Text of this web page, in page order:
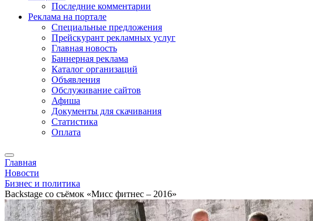
Последние комментарии
Реклама на портале
Специальные предложения
Прейскурант рекламных услуг
Главная новость
Баннерная реклама
Каталог организаций
Объявления
Обслуживание сайтов
Афиша
Документы для скачивания
Статистика
Оплата
Главная
Новости
Бизнес и политика
Backstage со съёмок «Мисс фитнес – 2016»